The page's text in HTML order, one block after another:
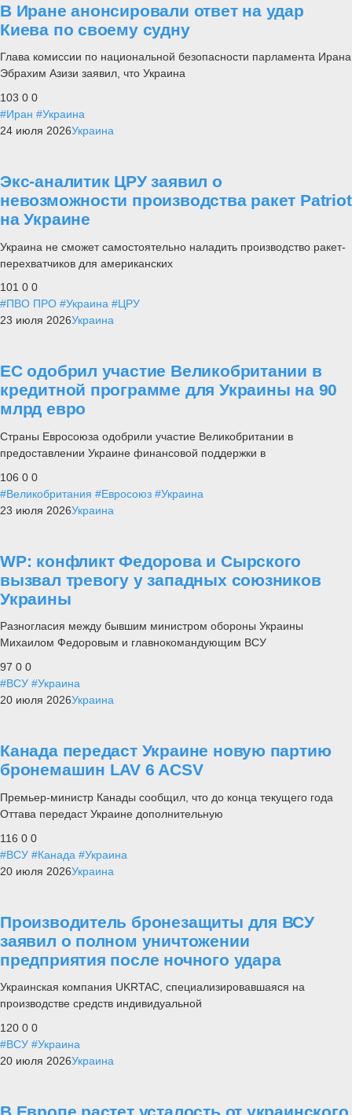
В Иране анонсировали ответ на удар
Киева по своему судну
Глава комиссии по национальной безопасности парламента Ирана
Эбрахим Азизи заявил, что Украина
103 0 0
#Иран #Украина
24 июля 2026Украина
Экс-аналитик ЦРУ заявил о
невозможности производства ракет Patriot
на Украине
Украина не сможет самостоятельно наладить производство ракет-
перехватчиков для американских
101 0 0
#ПВО ПРО #Украина #ЦРУ
23 июля 2026Украина
ЕС одобрил участие Великобритании в
кредитной программе для Украины на 90
млрд евро
Страны Евросоюза одобрили участие Великобритании в
предоставлении Украине финансовой поддержки в
106 0 0
#Великобритания #Евросоюз #Украина
23 июля 2026Украина
WP: конфликт Федорова и Сырского
вызвал тревогу у западных союзников
Украины
Разногласия между бывшим министром обороны Украины
Михаилом Федоровым и главнокомандующим ВСУ
97 0 0
#ВСУ #Украина
20 июля 2026Украина
Канада передаст Украине новую партию
бронемашин LAV 6 ACSV
Премьер-министр Канады сообщил, что до конца текущего года
Оттава передаст Украине дополнительную
116 0 0
#ВСУ #Канада #Украина
20 июля 2026Украина
Производитель бронезащиты для ВСУ
заявил о полном уничтожении
предприятия после ночного удара
Украинская компания UKRTAC, специализировавшаяся на
производстве средств индивидуальной
120 0 0
#ВСУ #Украина
20 июля 2026Украина